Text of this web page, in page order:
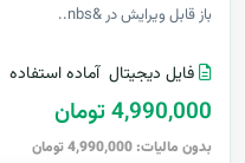
باز قابل ویرایش در &nbs..
فایل دیجیتال آماده استفاده
4,990,000 تومان
بدون مالیات: 4,990,000 تومان